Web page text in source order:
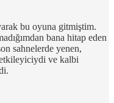
bu oyuna gitmiştim.
bana hitap eden
sahnelerde yenen,
ve kalbi